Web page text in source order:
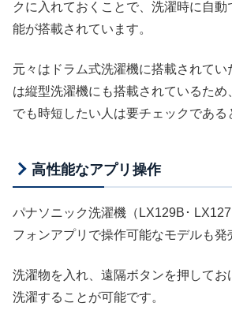
クに入れておくことで、洗濯時に自
能が搭載されています。
元々はドラム式洗濯機に搭載されてい
は縦型洗濯機にも搭載されているため
でも時短したい人は要チェックである
高性能なアプリ操作
パナソニック洗濯機（LX129B･
フォンアプリで操作可能なモデルも発
洗濯物を入れ、遠隔ボタンを押してお
洗濯することが可能です。